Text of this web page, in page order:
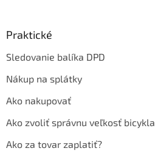
Praktické
Sledovanie balíka DPD
Nákup na splátky
Ako nakupovať
Ako zvoliť správnu veľkosť bicykla
Ako za tovar zaplatiť?